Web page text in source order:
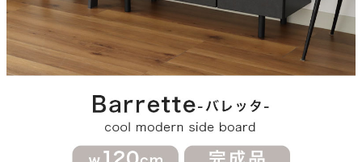
フルオープンレール
梱包サイズ
約123x41x67.5(cm)